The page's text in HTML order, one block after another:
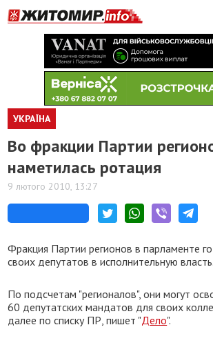
УКРАЇНА
Во фракции Партии
наметилась ротация
9 лютого 2010, 13:27
Фракция Партии регионов в парламенте
своих депутатов в исполнительную власть.
По подсчетам "регионалов", они могут
60 депутатских мандатов для своих
далее по списку ПР, пишет "Дело".